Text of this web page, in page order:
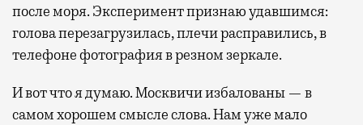
после моря. Эксперимент признаю удавшимся:
голова перезагрузилась, плечи расправились, в
телефоне фотография в резном зеркале.
И вот что я думаю. Москвичи избалованы — в
самом хорошем смысле слова. Нам уже мало